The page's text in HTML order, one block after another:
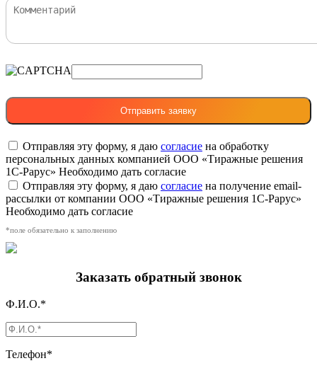
Отправляя эту форму, я даю согласие на обработку
персональных данных компанией ООО «Тиражные решения
1С-Рарус» Необходимо дать согласие
Отправляя эту форму, я даю согласие на получение email-
рассылки от компании ООО «Тиражные решения 1С-Рарус»
Необходимо дать согласие
*поле обязательно к заполнению
Заказать обратный звонок
Ф.И.О.*
Телефон*